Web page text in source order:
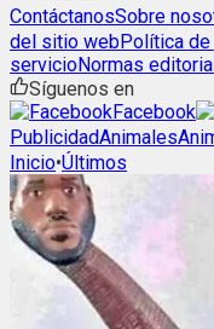
ContáctanosSobre
del sitio webPolítica
servicioNormas
Síguenos en
Facebook
PublicidadAnimales
Inicio•Últimos